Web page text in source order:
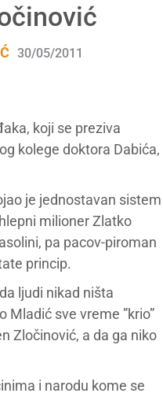
30/05/2011
koji se preziva
kolege doktora Dabića,
je jednostavan sistem
milioner Zlatko
pa pacov-piroman
princip.
ljudi nikad ništa
sve vreme ”krio”
Zločinović, a da ga niko
i narodu kome se